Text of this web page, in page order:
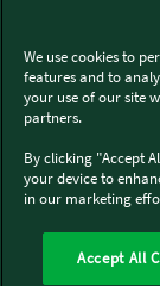
Condiciones generales
We use cookies to
features and to
your use of our site
partners.
By clicking "Accept
your device to
in our marketing
Accept All